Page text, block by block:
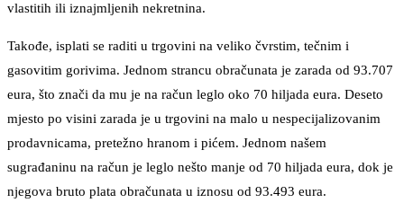
vlastitih ili iznajmljenih nekretnina.
Takođe, isplati se raditi u trgovini na veliko čvrstim, tečnim i
gasovitim gorivima. Jednom strancu obračunata je zarada od 93.707
eura, što znači da mu je na račun leglo oko 70 hiljada eura. Deseto
mjesto po visini zarada je u trgovini na malo u nespecijalizovanim
prodavnicama, pretežno hranom i pićem. Jednom našem
sugrađaninu na račun je leglo nešto manje od 70 hiljada eura, dok je
njegova bruto plata obračunata u iznosu od 93.493 eura.